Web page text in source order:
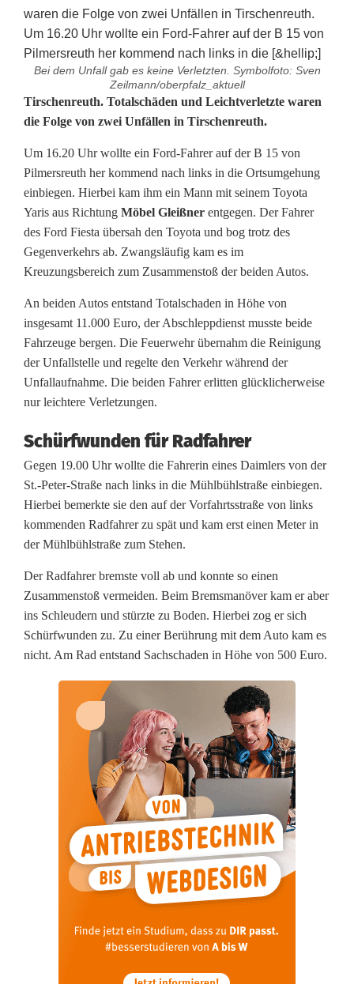
Bei dem Unfall gab es keine Verletzten. Symbolfoto: Sven
Zeilmann/oberpfalz_aktuell
T
t
a
l
s
h
ä
d
e
n
u
n
d
r
e
i
Tirschenreuth. Totalschäden und Leichtverletzte waren
die Folge von zwei Unfällen in Tirschenreuth.
Um 16.20 Uhr wollte ein Ford-Fahrer auf der B 15 von
Pilmersreuth her kommend nach links in die Ortsumgehung
einbiegen. Hierbei kam ihm ein Mann mit seinem Toyota
Yaris aus Richtung Möbel Gleißner entgegen. Der Fahrer
des Ford Fiesta übersah den Toyota und bog trotz des
Gegenverkehrs ab. Zwangsläufig kam es im
Kreuzungsbereich zum Zusammenstoß der beiden Autos.
An beiden Autos entstand Totalschaden in Höhe von
insgesamt 11.000 Euro, der Abschleppdienst musste beide
Fahrzeuge bergen. Die Feuerwehr übernahm die Reinigung
der Unfallstelle und regelte den Verkehr während der
Unfallaufnahme. Die beiden Fahrer erlitten glücklicherweise
nur leichtere Verletzungen.
Schürfwunden für Radfahrer
Gegen 19.00 Uhr wollte die Fahrerin eines Daimlers von der
St.-Peter-Straße nach links in die Mühlbühlstraße einbiegen.
Hierbei bemerkte sie den auf der Vorfahrtsstraße von links
kommenden Radfahrer zu spät und kam erst einen Meter in
der Mühlbühlstraße zum Stehen.
Der Radfahrer bremste voll ab und konnte so einen
Zusammenstoß vermeiden. Beim Bremsmanöver kam er aber
ins Schleudern und stürzte zu Boden. Hierbei zog er sich
Schürfwunden zu. Zu einer Berührung mit dem Auto kam es
nicht. Am Rad entstand Sachschaden in Höhe von 500 Euro.